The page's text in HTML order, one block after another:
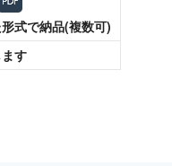
式で納品(複数可)
ます